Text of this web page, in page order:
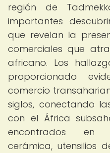
región de
importantes
que revelan la
comerciales que
africano. Los
proporcionado
comercio
siglos, conectando
con el África
encontrados en
cerámica, utensilios